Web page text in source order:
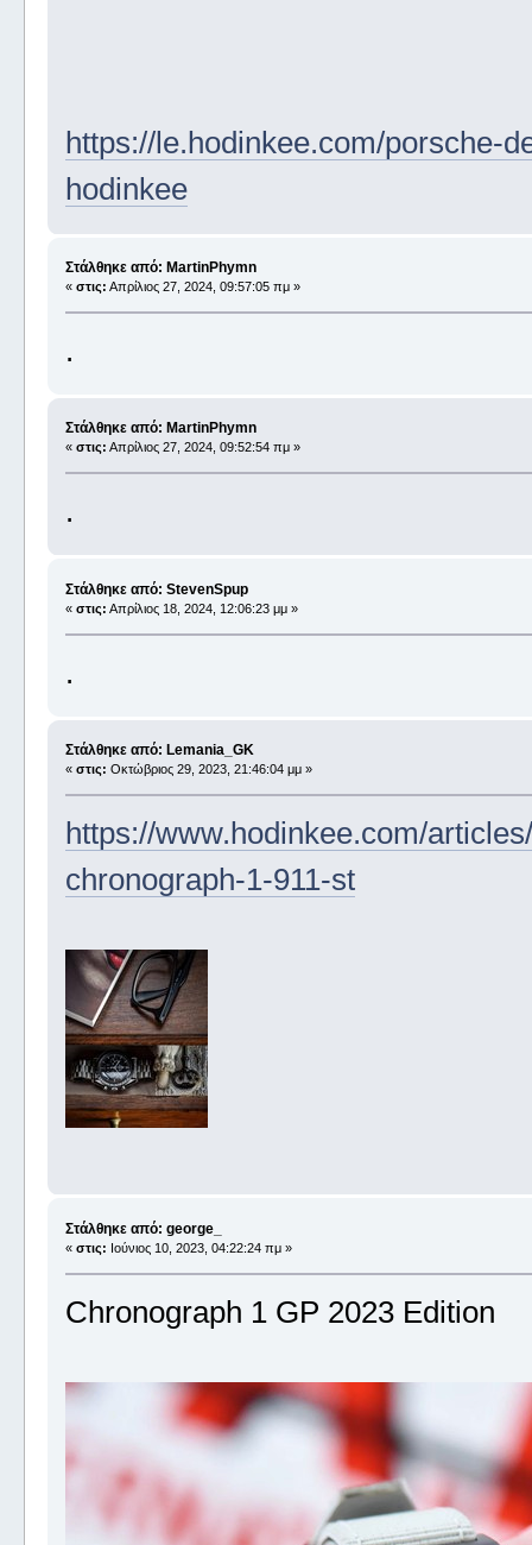
https://le.hodinkee.com/porsche-
hodinkee
Στάλθηκε από: MartinPhymn
« στις: Απρίλιος 27, 2024, 09:57:05 πμ »
.
Στάλθηκε από: MartinPhymn
« στις: Απρίλιος 27, 2024, 09:52:54 πμ »
.
Στάλθηκε από: StevenSpup
« στις: Απρίλιος 18, 2024, 12:06:23 μμ »
.
Στάλθηκε από: Lemania_GK
« στις: Οκτώβριος 29, 2023, 21:46:04 μμ »
https://www.hodinkee.com/
chronograph-1-911-st
Στάλθηκε από: george_
« στις: Ιούνιος 10, 2023, 04:22:24 πμ »
Chronograph 1 GP 2023 Edition